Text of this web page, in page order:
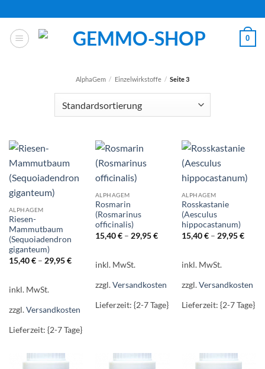
Inhalt
springen
0
AlphaGem / Einzelwirkstoffe / Seite 3
ALPHAGEM
Riesen-
Mammutbaum
(Sequoiadendron
giganteum)
15,40€– 29,95€
inkl. MwSt.
zzgl.Versandkosten
Lieferzeit: {2-7 Tage}
ALPHAGEM
Rosmarin
(Rosmarinus
officinalis)
15,40€– 29,95€
inkl. MwSt.
zzgl.Versandkosten
Lieferzeit: {2-7 Tage}
ALPHAGEM
Rosskastanie
(Aesculus
hippocastanum)
15,40€– 29,95€
inkl. MwSt.
zzgl.Versandkosten
Lieferzeit: {2-7 Tage}